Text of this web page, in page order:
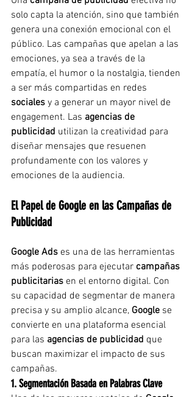
solo capta la atención, sino que también
genera una conexión emocional con el
público. Las campañas que apelan a las
emociones, ya sea a través de la
empatía, el humor o la nostalgia, tienden
a ser más compartidas en redes
sociales y a generar un mayor nivel de
engagement. Las agencias de
publicidad utilizan la creatividad para
diseñar mensajes que resuenen
profundamente con los valores y
emociones de la audiencia.
El Papel de Google en las Campañas de
Publicidad
Google Ads es una de las herramientas
más poderosas para ejecutar campañas
publicitarias en el entorno digital. Con
su capacidad de segmentar de manera
precisa y su amplio alcance, Google se
convierte en una plataforma esencial
para las agencias de publicidad que
buscan maximizar el impacto de sus
campañas.
1. Segmentación Basada en Palabras Clave